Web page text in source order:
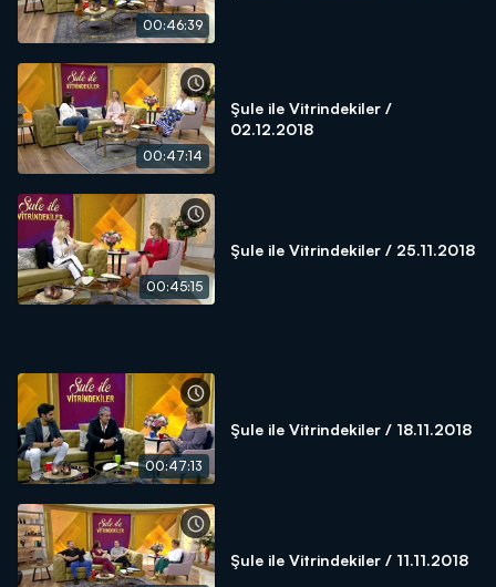
00:46:39
00:47:14
Şule ile Vitrindekiler /
02.12.2018
00:45:15
Şule ile Vitrindekiler / 25.11.2018
00:47:13
Şule ile Vitrindekiler / 18.11.2018
Şule ile Vitrindekiler / 11.11.2018